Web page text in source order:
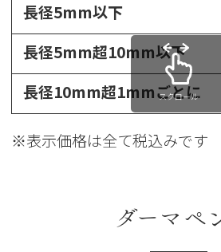
長径5mm以下
長径5mm超10mm以下
長径10mm超1mmごとに
※表示価格は全て税込みです
スクロール
ダーマペ